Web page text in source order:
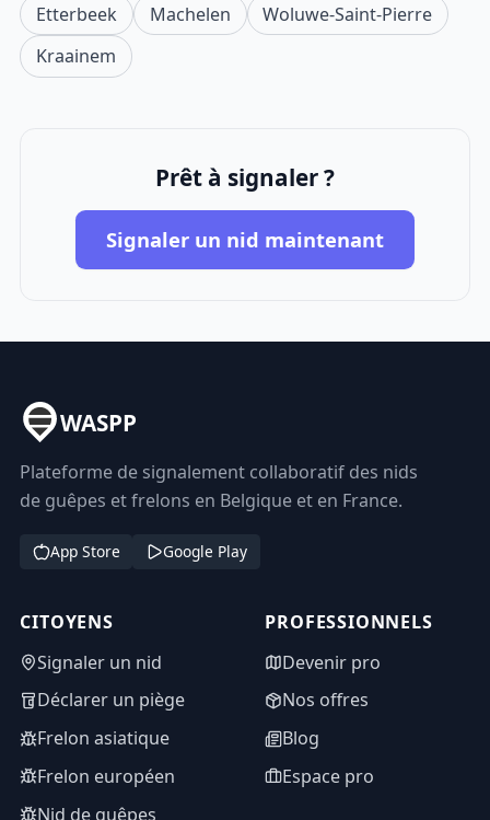
Etterbeek
Machelen
Woluwe-Saint-Pierre
Kraainem
Prêt à signaler ?
Signaler un nid maintenant
WASPP
Plateforme de signalement collaboratif des nids
de guêpes et frelons en Belgique et en France.
App Store Google Play
CITOYENS
Signaler un nid
Déclarer un piège
Frelon asiatique
Frelon européen
Nid de guêpes
PROFESSIONNELS
Devenir pro
Nos offres
Blog
Espace pro